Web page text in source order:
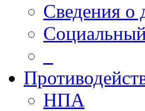
Сведения о
НПА